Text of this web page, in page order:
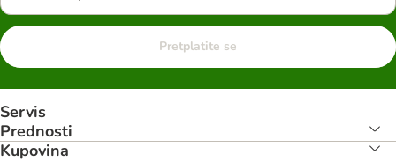
Pretplatite se
Servis
Prednosti
Kupovina